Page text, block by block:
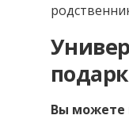
Вы можете